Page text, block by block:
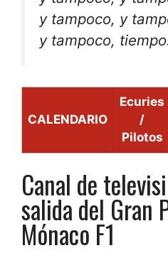
y tampoco, y
y tampoco,
CALENDARIO
Ecuries
/
Pilotos
Canal de
salida del Gran
Mónaco F1